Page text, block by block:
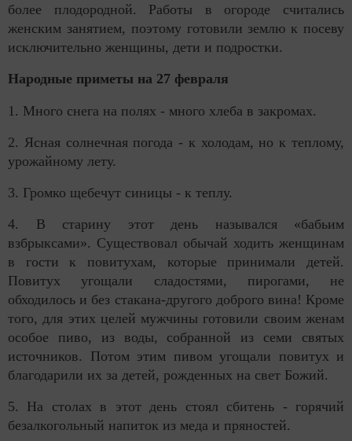
более плодородной. Работы в огороде считались
женским занятием, поэтому готовили землю к посеву
исключительно женщины, дети и подростки.
Народные приметы на 27 февраля
1. Много снега на полях - много хлеба в закромах.
2. Ясная солнечная погода - к холодам, но к теплому,
урожайному лету.
3. Громко щебечут синицы - к теплу.
4. В старину этот день назывался «бабьим
взбрыксами». Существовал обычай ходить женщинам
в гости к повитухам, которые принимали детей.
Повитух угощали сладостями, пирогами, не
обходилось и без стакана-другого доброго вина! Кроме
того, для этих целей мужчины готовили своим женам
особое пиво, из воды, собранной из семи святых
источников. Потом этим пивом угощали повитух и
благодарили их за детей, рожденных на свет Божий.
5. На столах в этот день стоял сбитень - горячий
безалкогольный напиток из меда и пряностей.